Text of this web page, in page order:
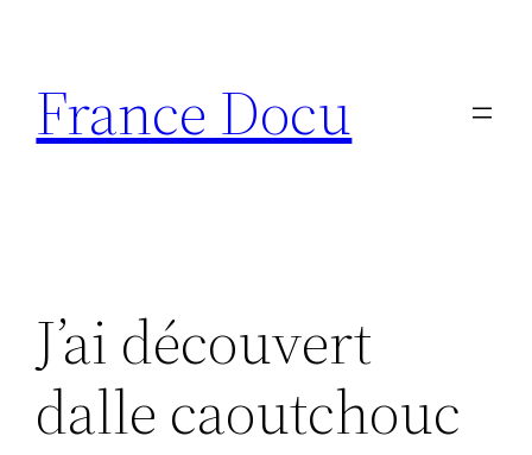
contenu
France Docu
J’ai découvert
dalle caoutchouc